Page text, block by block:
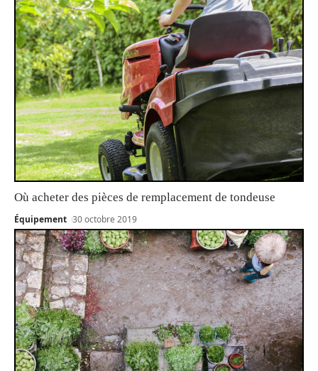
Où acheter des pièces de remplacement de tondeuse
Équipement 30 octobre 2019